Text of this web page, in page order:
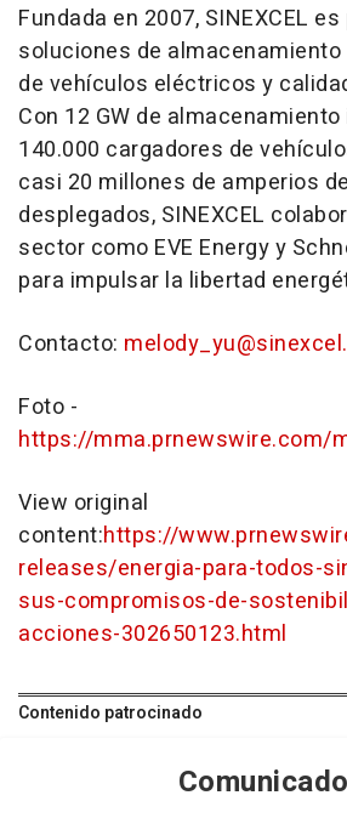
Fundada en 2007, SINEXCEL
soluciones de almacenamiento
de vehículos eléctricos y
Con 12 GW de
140.000 cargadores de
casi 20 millones de amperios
desplegados, SINEXCEL
sector como EVE Energy y
para impulsar la libertad
Contacto:
Foto -
https://mma.prnewswire.com/
View original
content:https://
releases/energia-para-todos-
sus-compromisos-de-
acciones-302650123.html
Contenido patrocinado